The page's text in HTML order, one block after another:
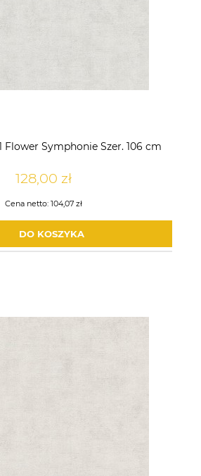
Flower Symphonie Szer. 106 cm
128,00 zł
Cena netto: 104,07 zł
DO KOSZYKA